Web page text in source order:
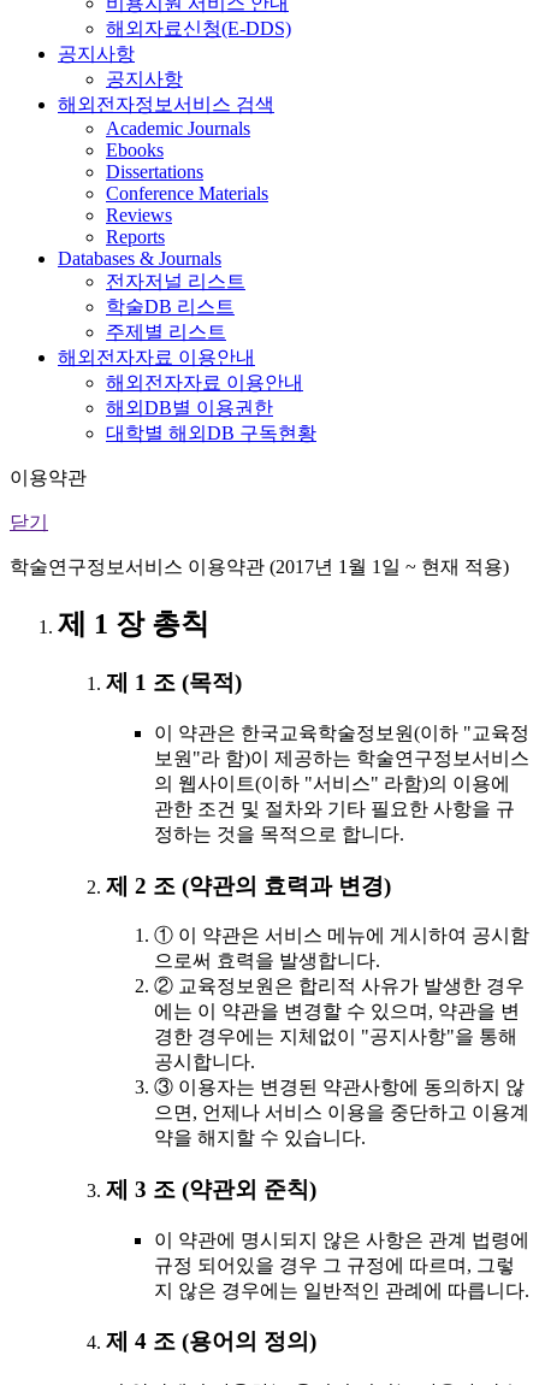
해외자료신청(E-DDS)
공지사항
공지사항
해외전자정보서비스 검색
Academic Journals
Ebooks
Dissertations
Conference Materials
Reviews
Reports
Databases & Journals
전자저널 리스트
학술DB 리스트
주제별 리스트
해외전자자료 이용안내
해외전자자료 이용안내
해외DB별 이용권한
대학별 해외DB 구독현황
이용약관
닫기
학술연구정보서비스 이용약관 (2017년 1월 1일 ~ 현재 적용)
제 1 장 총칙
제 1 조 (목적)
이 약관은 한국교육학술정보원(이하 "교육정
보원"라 함)이 제공하는 학술연구정보서비스
의 웹사이트(이하 "서비스" 라함)의 이용에
관한 조건 및 절차와 기타 필요한 사항을 규
정하는 것을 목적으로 합니다.
제 2 조 (약관의 효력과 변경)
① 이 약관은 서비스 메뉴에 게시하여 공시함
으로써 효력을 발생합니다.
② 교육정보원은 합리적 사유가 발생한 경우
에는 이 약관을 변경할 수 있으며, 약관을 변
경한 경우에는 지체없이 "공지사항"을 통해
공시합니다.
③ 이용자는 변경된 약관사항에 동의하지 않
으면, 언제나 서비스 이용을 중단하고 이용계
약을 해지할 수 있습니다.
제 3 조 (약관외 준칙)
이 약관에 명시되지 않은 사항은 관계 법령에
규정 되어있을 경우 그 규정에 따르며, 그렇
지 않은 경우에는 일반적인 관례에 따릅니다.
제 4 조 (용어의 정의)